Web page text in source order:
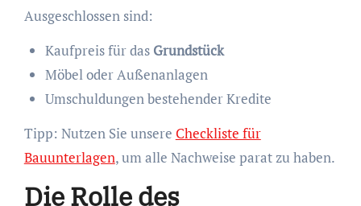
Ausgeschlossen sind:
Kaufpreis für das Grundstück
Möbel oder Außenanlagen
Umschuldungen bestehender Kredite
Tipp: Nutzen Sie unsere Checkliste für
Bauunterlagen, um alle Nachweise parat zu haben.
Die Rolle des